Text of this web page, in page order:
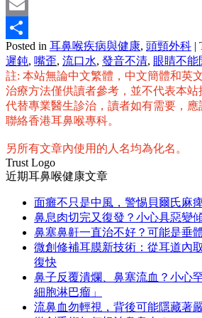
Mastodon
Email
分
享
Posted in 耳鼻喉疾病與健康, 頭頸外科 |
遲鈍, 嘴歪, 流口水, 發音不清, 眼睛不能
註: 本站無論中文繁體，中文簡體和英
治療方法僅供讀者參考，並不代表本
代替專業醫生診治，讀者如有需要，
聯絡香港耳鼻喉專科。
另所有文章內使用的人名均為化名。
Trust Logo
近期耳鼻喉健康文章
面癱不只是中風，警惕貝爾氏麻
鼻息肉切完又復發？小心具惡變
鼻塞鼻鼾一直治不好？可能是垂
微創修補耳膜新技術：從耳道內
復快
鼻子反覆潰爛、鼻塞流血？小心
細胞淋巴瘤」
流鼻血勿輕視，背後可能隱藏著